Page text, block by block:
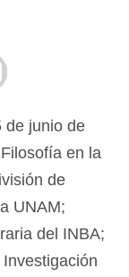
de junio de
en la
de
UNAM;
del INBA;